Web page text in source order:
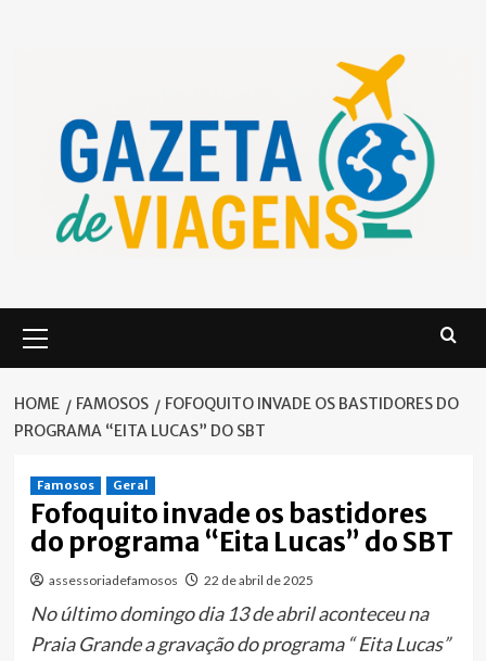
Menu
HOME FAMOSOS
FOFOQUITO INVADE OS BASTIDORES DO
PROGRAMA “EITA LUCAS” DO SBT
Famosos Geral
Fofoquito invade os bastidores
do programa “Eita Lucas” do SBT
assessoriadefamosos 22 de abril de 2025
No último domingo dia 13 de abril aconteceu na
Praia Grande a gravação do programa “ Eita Lucas”